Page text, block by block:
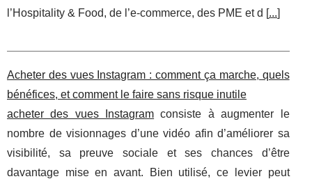
l’Hospitality & Food, de l’e-commerce, des PME et d [...]
Acheter des vues Instagram : comment ça marche, quels
bénéfices, et comment le faire sans risque inutile
acheter des vues Instagram consiste à augmenter le
nombre de visionnages d’une vidéo afin d’améliorer sa
visibilité, sa preuve sociale et ses chances d’être
davantage mise en avant. Bien utilisé, ce levier peut